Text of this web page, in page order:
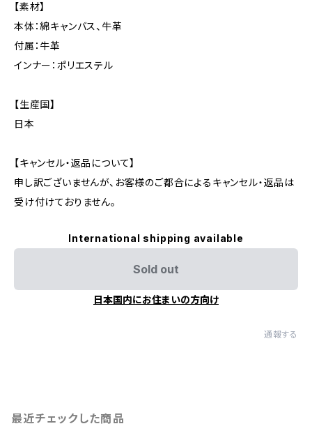
【素材】
本体：綿キャンバス、牛革
付属：牛革
インナー：ポリエステル
【生産国】
日本
【キャンセル・返品について】
申し訳ございませんが、お客様のご都合によるキャンセル・返品は
受け付けておりません。
International shipping available
Sold out
日本国内にお住まいの方向け
通報する
最近チェックした商品